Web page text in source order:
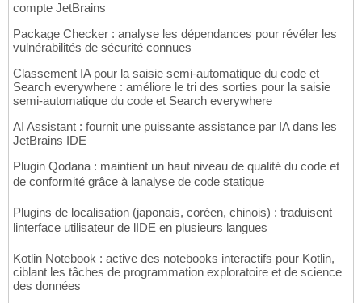
compte JetBrains
Package Checker : analyse les dépendances pour révéler les
vulnérabilités de sécurité connues
Classement IA pour la saisie semi-automatique du code et
Search everywhere : améliore le tri des sorties pour la saisie
semi-automatique du code et Search everywhere
AI Assistant : fournit une puissante assistance par IA dans les
JetBrains IDE
Plugin Qodana : maintient un haut niveau de qualité du code et
de conformité grâce à lanalyse de code statique
Plugins de localisation (japonais, coréen, chinois) : traduisent
linterface utilisateur de lIDE en plusieurs langues
Kotlin Notebook : active des notebooks interactifs pour Kotlin,
ciblant les tâches de programmation exploratoire et de science
des données